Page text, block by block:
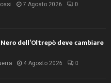
7 Agosto 2026 0
dell’Oltrepò deve cambiare
4 Agosto 2026 0